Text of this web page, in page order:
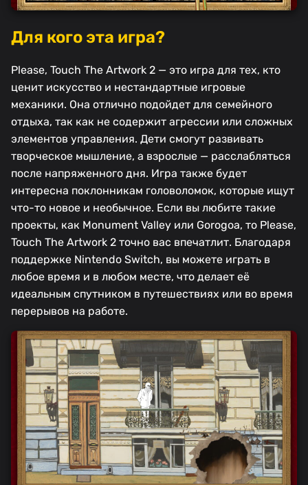
Для кого эта игра?
Please, Touch The Artwork 2 — это игра для тех, кто
ценит искусство и нестандартные игровые
механики. Она отлично подойдет для семейного
отдыха, так как не содержит агрессии или сложных
элементов управления. Дети смогут развивать
творческое мышление, а взрослые — расслабляться
после напряженного дня. Игра также будет
интересна поклонникам головоломок, которые ищут
что-то новое и необычное. Если вы любите такие
проекты, как Monument Valley или Gorogoa, то Please,
Touch The Artwork 2 точно вас впечатлит. Благодаря
поддержке Nintendo Switch, вы можете играть в
любое время и в любом месте, что делает её
идеальным спутником в путешествиях или во время
перерывов на работе.